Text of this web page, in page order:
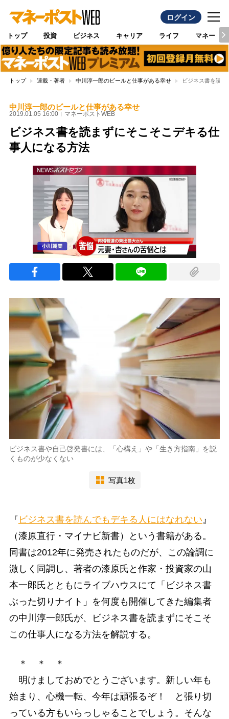
ログイン
トップ 投資 ビジネス キャリア ライフ マネー
トップ 連載・著者 中川淳一郎のビールと仕事がある幸せ ビジネス書を読
中川淳一郎のビールと仕事がある幸せ
2019.01.05 16:00 マネーポストWEB
ビジネス書を読まずにそこそこデキる仕
事人になる方法
ビジネス書や自己啓発書には、「心構え」や「生き方指南」を説
くものが少なくない
写真1枚
『 ビジネス書を読んでもデキる人にはなれない』
（漆原直行・マイナビ新書）という書籍がある。
同書は2012年に発売されたものだが、この論調に
激しく同調し、著者の漆原氏と作家・投資家の山
本一郎氏とともにライブハウスにて「ビジネス書
ぶった切りナイト」を何度も開催してきた編集者
の中川淳一郎氏が、ビジネス書を読まずにそこそ
この仕事人になる方法を解説する。
＊ ＊ ＊
明けましておめでとうございます。新しい年も
始まり、心機一転、今年は頑張るぞ！ と張り切
っている方もいらっしゃることでしょう。そんな